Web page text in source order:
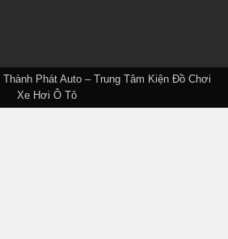
Thành Phát Auto – Trung Tâm Kiện Đồ Chơi
Xe Hơi Ô Tô